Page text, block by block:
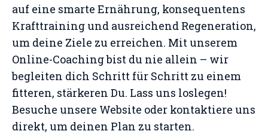
auf eine smarte Ernährung, konsequentens
Krafttraining und ausreichend Regeneration,
um deine Ziele zu erreichen. Mit unserem
Online-Coaching bist du nie allein – wir
begleiten dich Schritt für Schritt zu einem
fitteren, stärkeren Du. Lass uns loslegen!
Besuche unsere Website oder kontaktiere uns
direkt, um deinen Plan zu starten.